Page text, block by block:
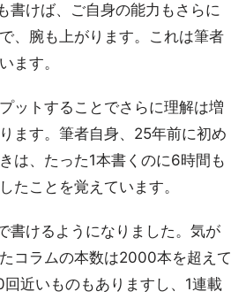
書けば、ご自身の能力もさらに
、腕も上がります。これは筆者
ます。
ットすることでさらに理解は増
ます。筆者自身、25年前に初め
は、たった1本書くのに6時間も
たことを覚えています。
書けるようになりました。気が
コラムの本数は2000本を超えて
近いものもありますし、1連載